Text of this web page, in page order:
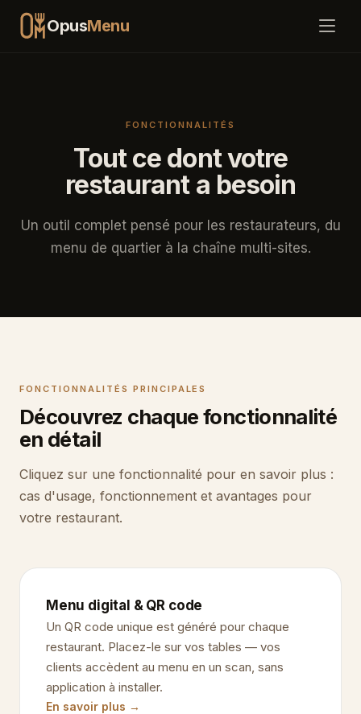
OpusMenu
Comment ça marche
FAQ
FONCTIONNALITÉS
Tout ce dont votre
restaurant a besoin
Un outil complet pensé pour les restaurateurs, du
menu de quartier à la chaîne multi-sites.
FONCTIONNALITÉS PRINCIPALES
Découvrez chaque fonctionnalité
en détail
Cliquez sur une fonctionnalité pour en savoir plus :
cas d'usage, fonctionnement et avantages pour
votre restaurant.
Menu digital & QR code
Un QR code unique est généré pour chaque
restaurant. Placez-le sur vos tables — vos
clients accèdent au menu en un scan, sans
application à installer.
En savoir plus →